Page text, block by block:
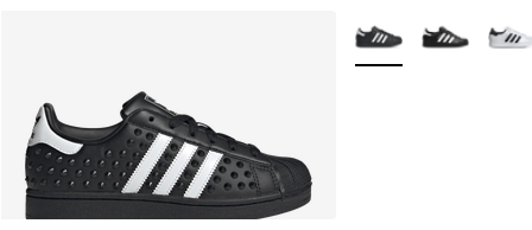
Weitere Farben